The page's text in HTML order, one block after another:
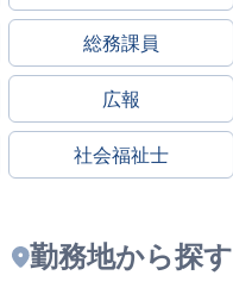
総務課員
広報
社会福祉士
勤務地から探す